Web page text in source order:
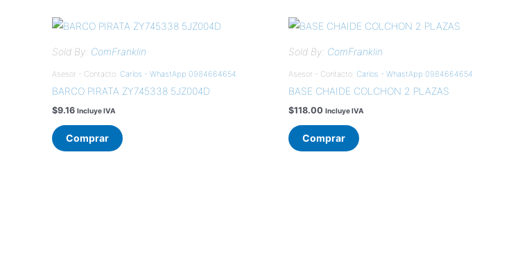
Sold By: ComFranklin
Asesor - Contacto: Carlos - WhastApp 0984664654
BARCO PIRATA ZY745338 5JZ004D
$9.16 Incluye IVA
Comprar
Sold By: ComFranklin
Asesor - Contacto: Carlos - WhastApp 0984664654
BASE CHAIDE COLCHON 2 PLAZAS
$118.00 Incluye IVA
Comprar